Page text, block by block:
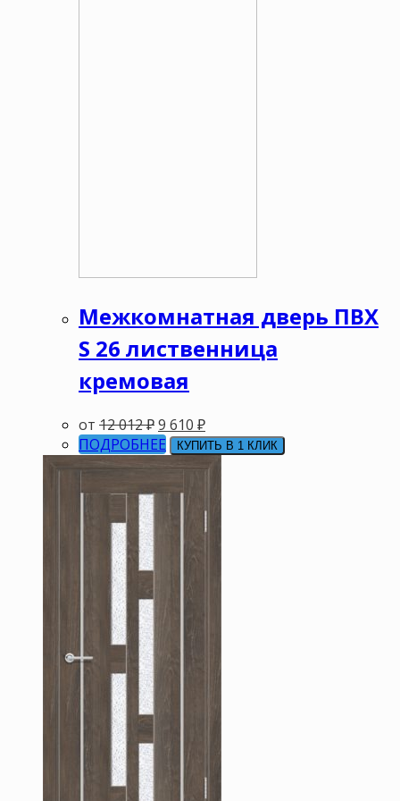
Межкомнатная дверь ПВХ
S 26 лиственница
кремовая
от 12 012₽9 610 ₽
ПОДРОБНЕЕ
КУПИТЬ В 1 КЛИК